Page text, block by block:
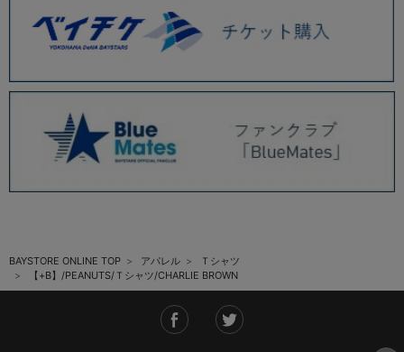
BAYSTORE ONLINE TOP アパレル
Ｔシャツ
【+B】/PEANUTS/Ｔシャツ/CHARLIE BROWN